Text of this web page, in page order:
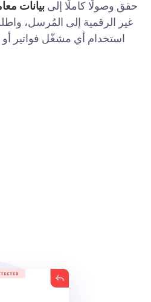
حقق وصولًا كاملًا إلى بيانات
غير الرقمية إلى المُرسل،
استخدام أي مشغّل فواتير أو